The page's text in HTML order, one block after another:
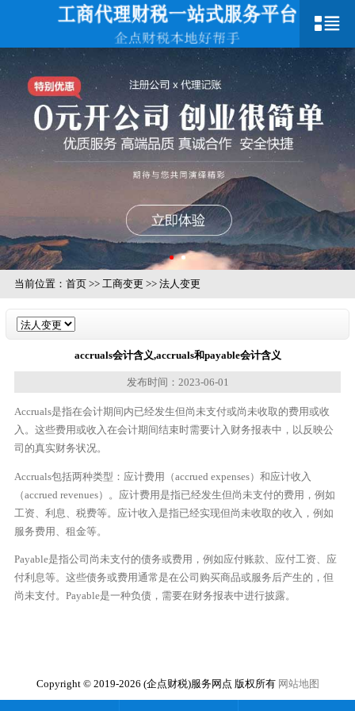
当前位置： 首页>> 工商变更 >> 法人变更
accruals会计含义,accruals和payable会计含义
发布时间：2023-06-01
Accruals是指在会计期间内已经发生但尚未支付或尚未收取的费用或收
入。这些费用或收入在会计期间结束时需要计入财务报表中，以反映公
司的真实财务状况。
Accruals包括两种类型：应计费用（accrued expenses）和应计收入
（accrued revenues）。应计费用是指已经发生但尚未支付的费用，例如
工资、利息、税费等。应计收入是指已经实现但尚未收取的收入，例如
服务费用、租金等。
Payable是指公司尚未支付的债务或费用，例如应付账款、应付工资、应
付利息等。这些债务或费用通常是在公司购买商品或服务后产生的，但
尚未支付。Payable是一种负债，需要在财务报表中进行披露。
Copyright © 2019-2026 (企点财税)服务网点 版权所有 网站地图